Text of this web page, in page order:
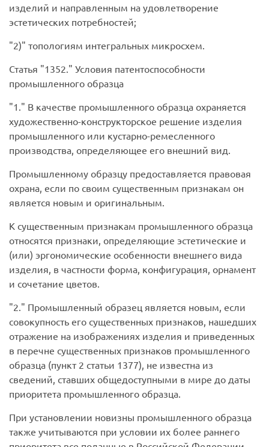
изделий и направленным на удовлетворение
эстетических потребностей;
2) топологиям интегральных микросхем.
Статья
1352. Условия патентоспособности
промышленного образца
1.
В качестве промышленного образца охраняется
художественно-конструкторское решение изделия
промышленного или кустарно-ремесленного
производства, определяющее его внешний вид.
Промышленному образцу предоставляется правовая
охрана, если по своим существенным признакам он
является новым и оригинальным.
К существенным признакам промышленного образца
относятся признаки, определяющие эстетические и
(или) эргономические особенности внешнего вида
изделия, в частности форма, конфигурация, орнамент
и сочетание цветов.
2.
Промышленный образец является новым, если
совокупность его существенных признаков, нашедших
отражение на изображениях изделия и приведенных
в перечне существенных признаков промышленного
образца (пункт 2 статьи 1377), не известна из
сведений, ставших общедоступными в мире до даты
приоритета промышленного образца.
При установлении новизны промышленного образца
также учитываются при условии их более раннего